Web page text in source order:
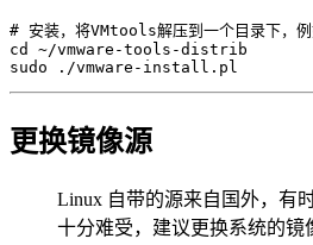
# 安装，将VMtools解压到一个目录下，例
cd
sudo ./vmware-install.pl
更换镜像源
Linux 自带的源来自国外，有
十分难受，建议更换系统的镜